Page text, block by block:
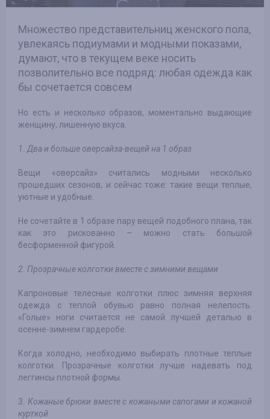
Множество представительниц женского пола,
увлекаясь подиумами и модными показами,
думают, что в текущем веке носить
позволительно все подряд: любая одежда как
бы сочетается совсем
Но есть и несколько образов, моментально выдающие
женщину, лишенную вкуса.
1. Два и больше оверсайза-вещей на 1 образ
Вещи «оверсайз» считались модными несколько
прошедших сезонов, и сейчас тоже: такие вещи теплые,
уютные и удобные.
Не сочетайте в 1 образе пару вещей подобного плана, так
как это рискованно – можно стать большой
бесформенной фигурой.
2. Прозрачные колготки вместе с зимними вещами
Капроновые телесные колготки плюс зимняя верхняя
одежда с теплой обувью равно полная нелепость.
«Голые» ноги считается не самой лучшей деталью в
осенне-зимнем гардеробе.
Когда холодно, необходимо выбирать плотные теплые
колготки. Прозрачные колготки лучше надевать под
леггинсы плотной формы.
3. Кожаные брюки вместе с кожаными сапогами и кожаной
курткой